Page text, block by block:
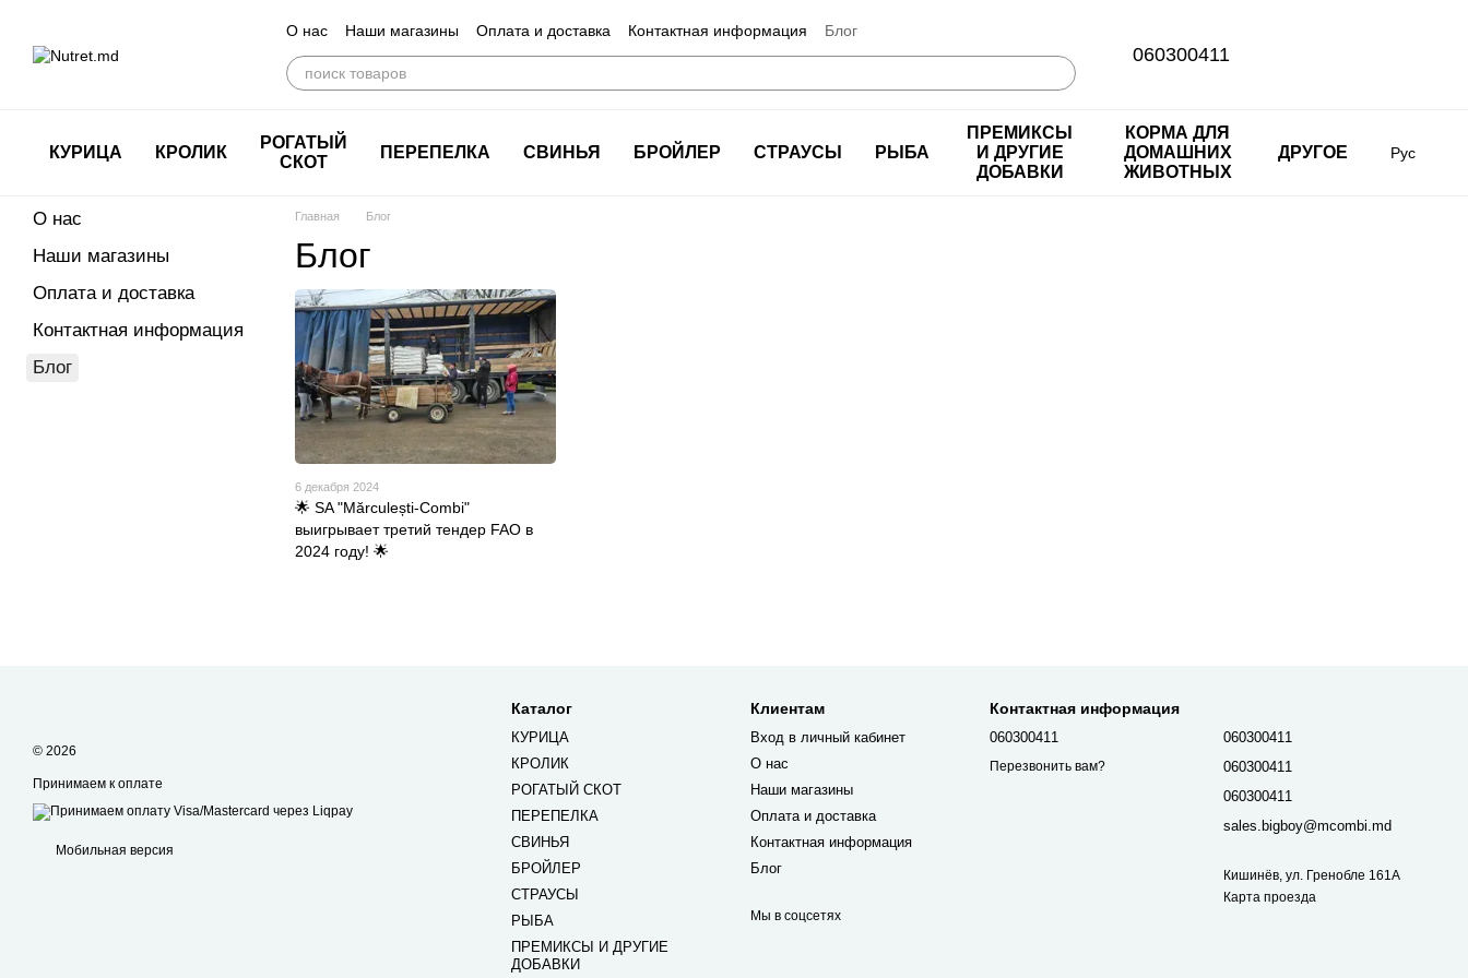
О нас Наши магазины Оплата и доставка Контактная информация Блог
060300411
КУРИЦА КРОЛИК
РОГАТЫЙ
СКОТ
ПЕРЕПЕЛКА СВИНЬЯ БРОЙЛЕР СТРАУСЫ РЫБА
ПРЕМИКСЫ
И ДРУГИЕ
ДОБАВКИ
КОРМА ДЛЯ
ДОМАШНИХ
ЖИВОТНЫХ
ДРУГОЕ Рус
Главная Блог
Блог
6 декабря 2024
🌟 SA "Mărculești-Combi"
выигрывает третий тендер FAO в
2024 году! 🌟
О нас
Наши магазины
Оплата и доставка
Контактная информация
Блог
© 2026
Принимаем к оплате
Мобильная версия
Каталог
КУРИЦА
КРОЛИК
РОГАТЫЙ СКОТ
ПЕРЕПЕЛКА
СВИНЬЯ
БРОЙЛЕР
СТРАУСЫ
РЫБА
ПРЕМИКСЫ И ДРУГИЕ
ДОБАВКИ
Клиентам
Вход в личный кабинет
О нас
Наши магазины
Оплата и доставка
Контактная информация
Блог
Мы в соцсетях
Контактная информация
060300411
Перезвонить вам?
060300411
060300411
060300411
sales.bigboy@mcombi.md
Кишинёв, ул. Гренобле 161А
Карта проезда